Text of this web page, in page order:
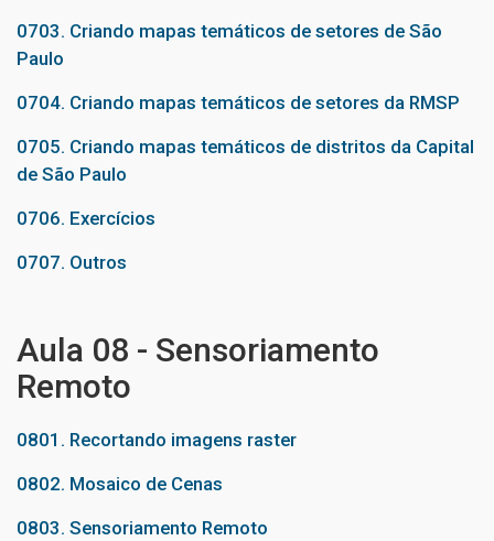
0703. Criando mapas temáticos de setores de São
Paulo
0704. Criando mapas temáticos de setores da RMSP
0705. Criando mapas temáticos de distritos da Capital
de São Paulo
0706. Exercícios
0707. Outros
Aula 08 - Sensoriamento
Remoto
0801. Recortando imagens raster
0802. Mosaico de Cenas
0803. Sensoriamento Remoto